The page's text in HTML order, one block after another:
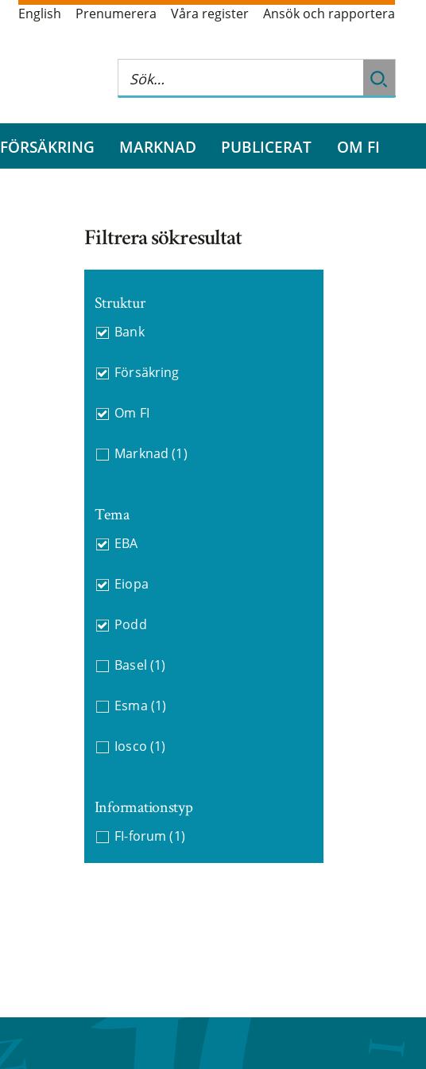
English Prenumerera Våra register Ansök och rapportera
FÖRSÄKRING MARKNAD PUBLICERAT OM FI
Filtrera sökresultat
Struktur
Bank
Försäkring
Om FI
Marknad (1)
Tema
EBA
Eiopa
Podd
Basel (1)
Esma (1)
Iosco (1)
Informationstyp
FI-forum (1)